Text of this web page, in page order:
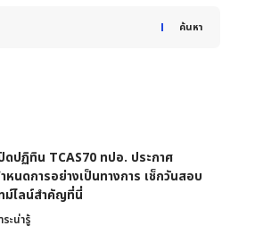
ค้นหา
results are available use up and
ดปฏิทิน TCAS70 ทปอ. ประกาศ
หนดการอย่างเป็นทางการ เช็กวันสอบ
ม์ไลน์สำคัญที่นี่
ระน่ารู้